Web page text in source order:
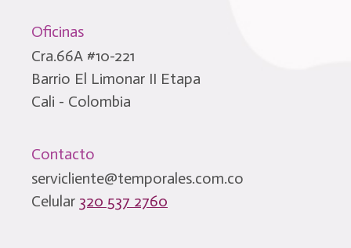
Oficinas
Cra.66A #10-221
Barrio El Limonar II Etapa
Cali - Colombia
Contacto
servicliente@temporales.com.co
Celular 320 537 2760